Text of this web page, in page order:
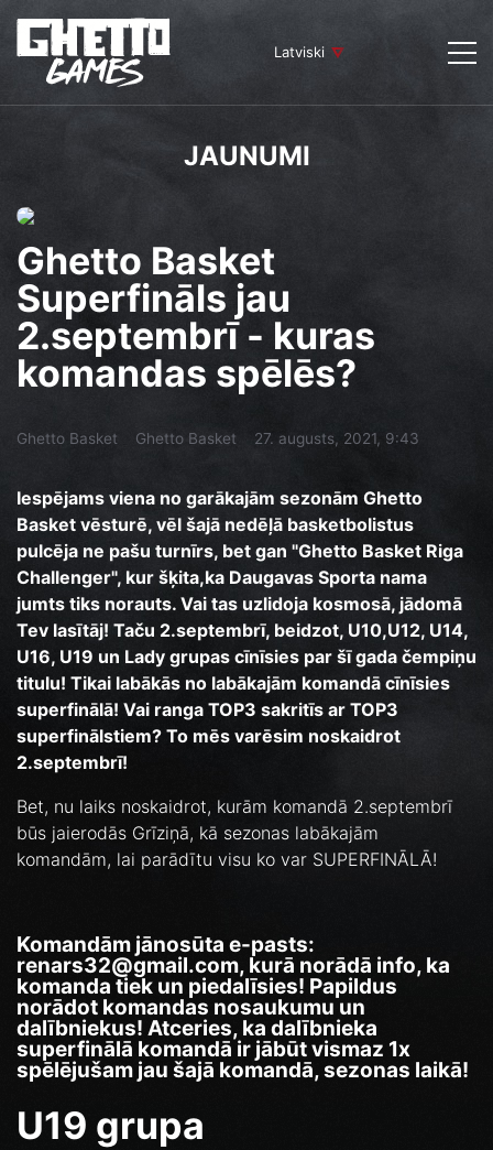
Latviski
JAUNUMI
Ghetto Basket
Superfināls jau
2.septembrī - kuras
komandas spēlēs?
Ghetto Basket Ghetto Basket 27. augusts, 2021, 9:43
Iespējams viena no garākajām sezonām Ghetto
Basket vēsturē, vēl šajā nedēļā basketbolistus
pulcēja ne pašu turnīrs, bet gan "Ghetto Basket Riga
Challenger", kur šķita,ka Daugavas Sporta nama
jumts tiks norauts. Vai tas uzlidoja kosmosā, jādomā
Tev lasītāj! Taču 2.septembrī, beidzot, U10,U12, U14,
U16, U19 un Lady grupas cīnīsies par šī gada čempiņu
titulu! Tikai labākās no labākajām komandā cīnīsies
superfinālā! Vai ranga TOP3 sakritīs ar TOP3
superfinālstiem? To mēs varēsim noskaidrot
2.septembrī!
Bet, nu laiks noskaidrot, kurām komandā 2.septembrī
būs jaierodās Grīziņā, kā sezonas labākajām
komandām, lai parādītu visu ko var SUPERFINĀLĀ!
Komandām jānosūta e-pasts:
renars32@gmail.com, kurā norādā info, ka
komanda tiek un piedalīsies! Papildus
norādot komandas nosaukumu un
dalībniekus! Atceries, ka dalībnieka
superfinālā komandā ir jābūt vismaz 1x
spēlējušam jau šajā komandā, sezonas laikā!
U19 grupa